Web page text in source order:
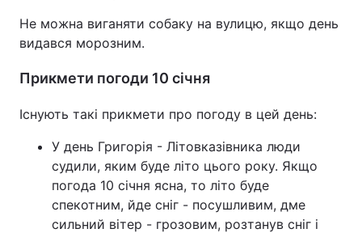
Не можна виганяти собаку на вулицю, якщо день
видався морозним.
Прикмети погоди 10 січня
Існують такі прикмети про погоду в цей день:
У день Григорія - Літовказівника люди
судили, яким буде літо цього року. Якщо
погода 10 січня ясна, то літо буде
спекотним, йде сніг - посушливим, дме
сильний вітер - грозовим, розтанув сніг і